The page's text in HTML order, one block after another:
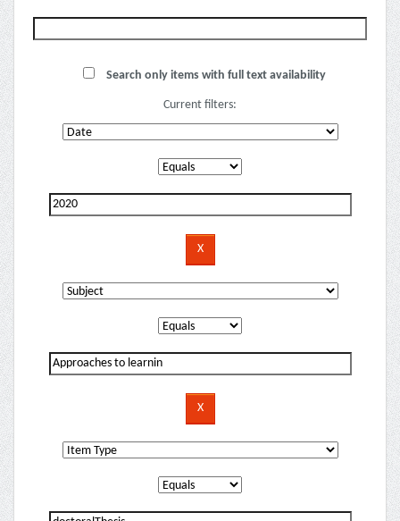
Search only items with full text availability
Current filters: